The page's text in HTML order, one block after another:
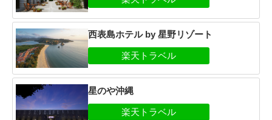
西表島ホテル by 星野リゾート
星のや沖縄